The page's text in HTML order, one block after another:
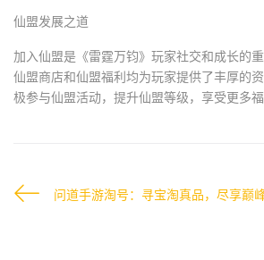
仙盟发展之道
加入仙盟是《雷霆万钧》玩家社交和成长的重
仙盟商店和仙盟福利均为玩家提供了丰厚的
极参与仙盟活动，提升仙盟等级，享受更多福
问道手游淘号：寻宝淘真品，尽享巅